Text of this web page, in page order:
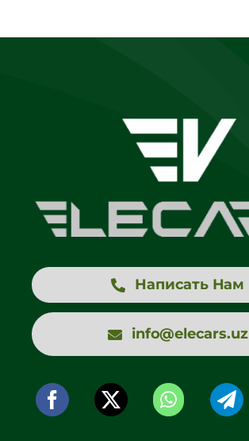
Написать Нам
info@elecars.uz